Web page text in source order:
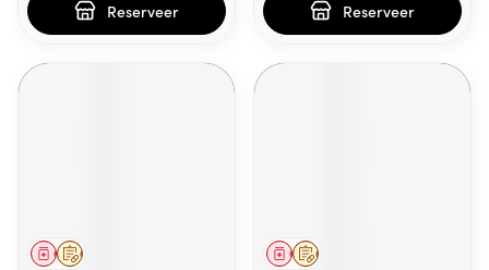
Reserveer Reserveer
Op voorschrift
Geneesmiddel Op voorschrift
Geneesmiddel